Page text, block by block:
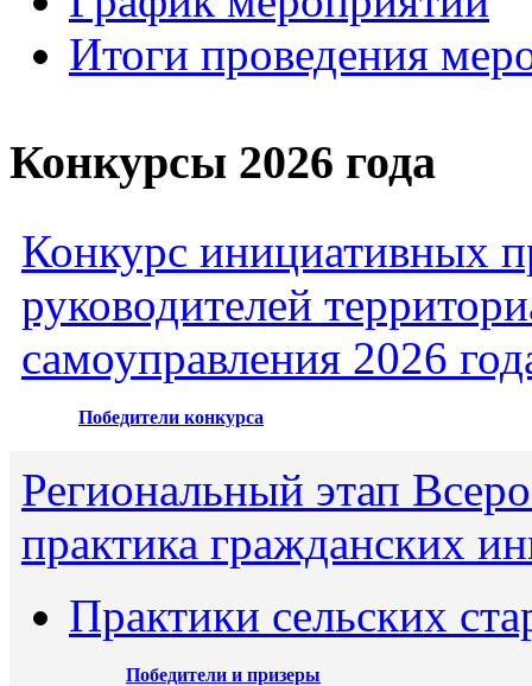
Итоги проведения
Конкурсы 2026 года
Конкурс инициативных
руководителей
самоуправления 2026
Победители конкурса
Региональный этап
практика гражданских
Практики сельских
Победители и призеры